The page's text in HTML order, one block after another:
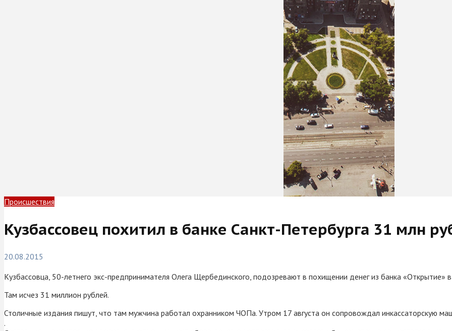
Происшествия
Кузбассовец похитил в банке Санкт-Петербурга 31 млн
20.08.2015
Кузбассовца, 50-летнего экс-предпринимателя Олега Щербединского, подозревают в похищении денег из банка «Открытие»
Там исчез 31 миллион рублей.
Столичные издания пишут, что там мужчина работал охранником ЧОПа. Утром 17 августа он сопровождал инкассаторскую
.